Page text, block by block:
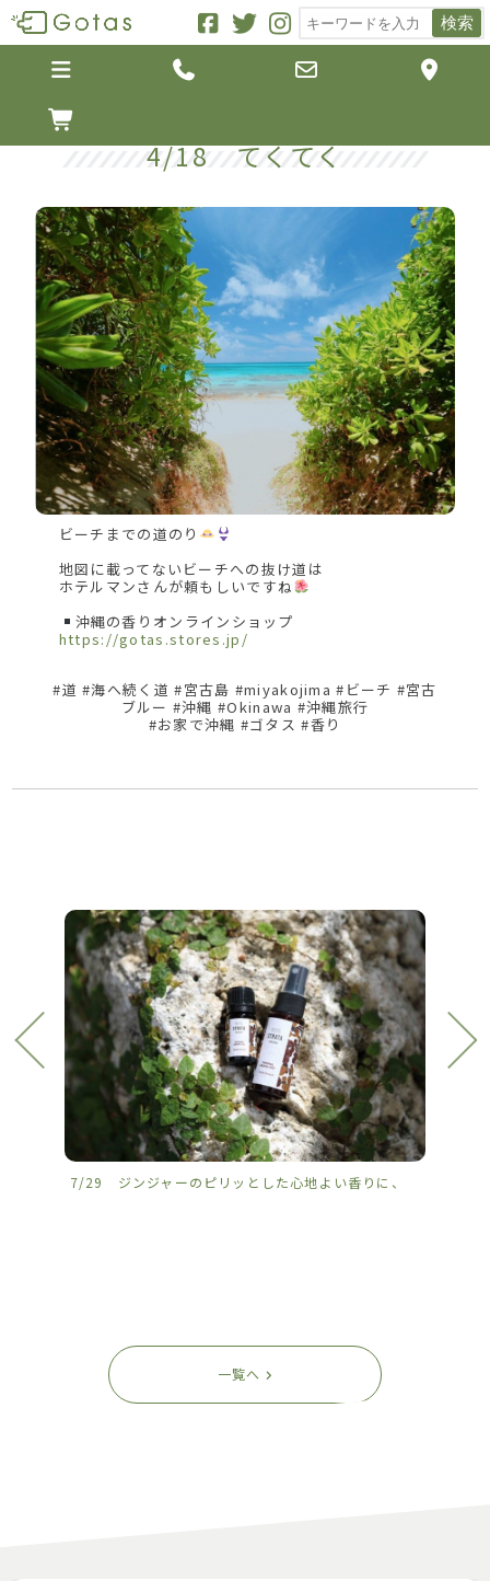
検索
   

4/18 てくてく
ビーチまでの道のり
地図に載ってないビーチへの抜け道は
ホテルマンさんが頼もしいですね
沖縄の香りオンラインショップ
https://gotas.stores.jp/
#道 #海へ続く道 #宮古島 #miyakojima #ビーチ #宮古
ブルー #沖縄 #Okinawa #沖縄旅行
#お家で沖縄 #ゴタス #香り
7/29 ジンジャーのピリッとした心地よい香りに、
一覧へ